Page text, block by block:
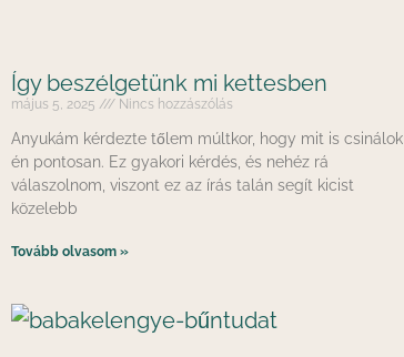
Így beszélgetünk mi kettesben
május 5, 2025 Nincs hozzászólás
Anyukám kérdezte tőlem múltkor, hogy mit is csinálok
én pontosan. Ez gyakori kérdés, és nehéz rá
válaszolnom, viszont ez az írás talán segít kicist
közelebb
Tovább olvasom »